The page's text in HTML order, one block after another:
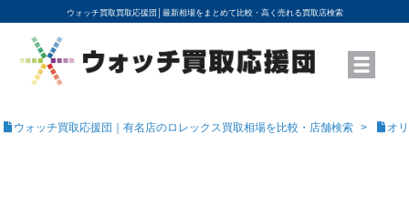
ウォッチ買取買取応援団│ 最新相場をまとめて比較・高く売れる買取店検索
YouTubeで動画を公開中
ROLEXモデル名から買取相場を調べる
高級時計ブランド名から買取相場を調べる
地域から買取店を探す
店舗名から買取店を探す
ブランド時計を高く売る方法
買取査定を依頼する
ウォッチ買取応援団｜有名店のロレックス買取相場を比較・店舗検索 オ